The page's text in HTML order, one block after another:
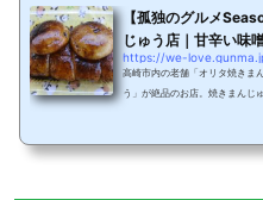
【孤独のグルメ
じゅう店｜甘辛い味
https://we-
高崎市内の老舗「オリタ焼きま
う」が絶品のお店。焼きまんじ
リタ焼きまんじゅう店とは！絶